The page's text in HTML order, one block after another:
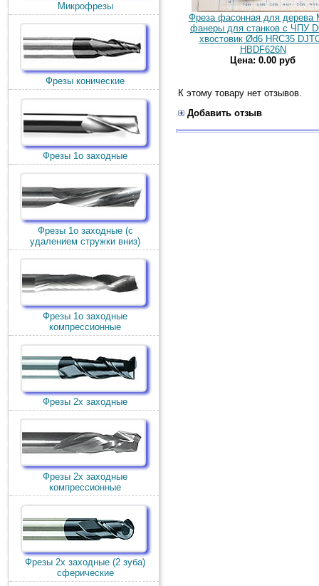
Микрофрезы
Фрезы конические
Фрезы 1о заходные
Фрезы 1о заходные (c
удалением стружки вниз)
Фрезы 1о заходные
компрессионные
Фрезы 2х заходные
Фрезы 2х заходные
компрессионные
Фрезы 2х заходные (2 зуба)
сферические
Фреза фасонная для
фанеры для станков с ЧПУ
хвостовик Ød6 HRC35
HBDF626N
Цена: 0.00 руб
К этому товару нет отзывов.
Добавить отзыв